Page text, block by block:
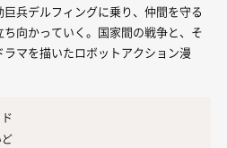
兵デルフィングに乗り、仲間を守る
向かっていく。国家間の戦争と、そ
マを描いたロボットアクション漫